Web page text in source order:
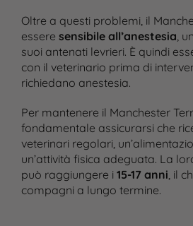
Oltre a questi problemi, il
essere sensibile all’anestesia,
suoi antenati levrieri. È quindi
con il veterinario prima di
richiedano anestesia​.
Per mantenere il Manchester
fondamentale assicurarsi che
veterinari regolari,
un’attività fisica adeguata. La
può raggiungere i 15-17 anni, il
compagni a lungo termine​.